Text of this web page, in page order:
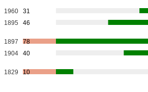
1960
31
1895 46
1897
78
1904 40
1829 10